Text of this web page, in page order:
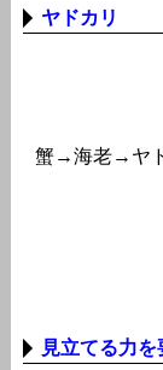
ヤドカリ
蟹→海老→ヤ
見立てる力